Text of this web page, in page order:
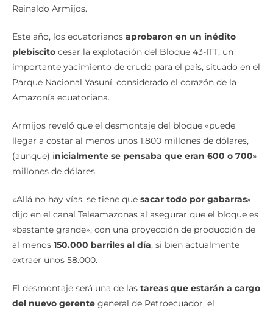
Reinaldo Armijos.
Este año, los ecuatorianos aprobaron en un inédito
plebiscito cesar la explotación del Bloque 43-ITT, un
importante yacimiento de crudo para el país, situado en el
Parque Nacional Yasuní, considerado el corazón de la
Amazonía ecuatoriana.
Armijos reveló que el desmontaje del bloque «puede
llegar a costar al menos unos 1.800 millones de dólares,
(aunque) inicialmente se pensaba que eran 600 o 700»
millones de dólares.
«Allá no hay vías, se tiene que sacar todo por gabarras»
dijo en el canal Teleamazonas al asegurar que el bloque es
«bastante grande», con una proyección de producción de
al menos 150.000 barriles al día, si bien actualmente
extraer unos 58.000.
El desmontaje será una de las tareas que estarán a cargo
del nuevo gerente general de Petroecuador, el